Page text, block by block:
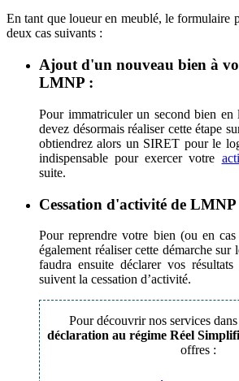
En tant que loueur en meublé, le formulaire
deux cas suivants :
Ajout d'un nouveau bien à
LMNP :
Pour immatriculer un second bien en
devez désormais réaliser cette étape
obtiendrez alors un SIRET pour le
indispensable pour exercer votre
suite.
Cessation d'activité de LMNP
Pour reprendre votre bien (ou en
également réaliser cette démarche
faudra ensuite déclarer vos
suivent la cessation d’activité.
Pour découvrir nos services
déclaration au régime Réel
offres :